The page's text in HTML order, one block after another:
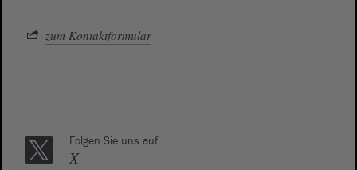
zum Kontaktformular
Folgen Sie uns auf
X